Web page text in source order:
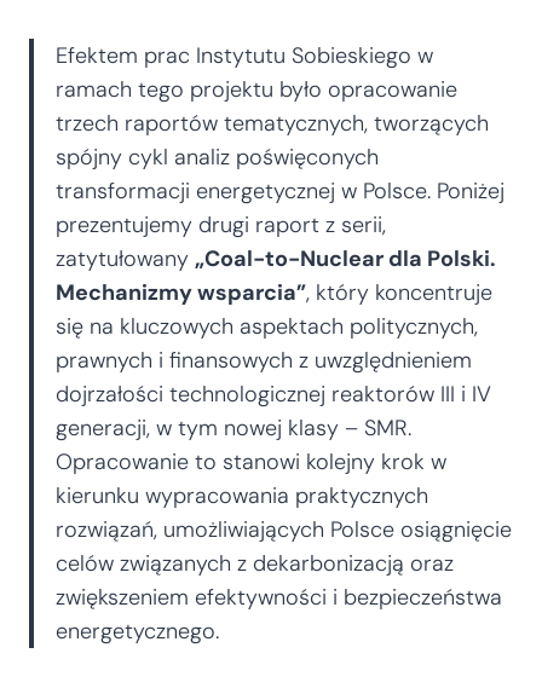
Efektem prac Instytutu Sobieskiego w
ramach tego projektu było opracowanie
trzech raportów tematycznych, tworzących
spójny cykl analiz poświęconych
transformacji energetycznej w Polsce. Poniżej
prezentujemy drugi raport z serii,
zatytułowany „Coal-to-Nuclear dla Polski.
Mechanizmy wsparcia”, który koncentruje
się na kluczowych aspektach politycznych,
prawnych i finansowych z uwzględnieniem
dojrzałości technologicznej reaktorów III i IV
generacji, w tym nowej klasy – SMR.
Opracowanie to stanowi kolejny krok w
kierunku wypracowania praktycznych
rozwiązań, umożliwiających Polsce osiągnięcie
celów związanych z dekarbonizacją oraz
zwiększeniem efektywności i bezpieczeństwa
energetycznego.